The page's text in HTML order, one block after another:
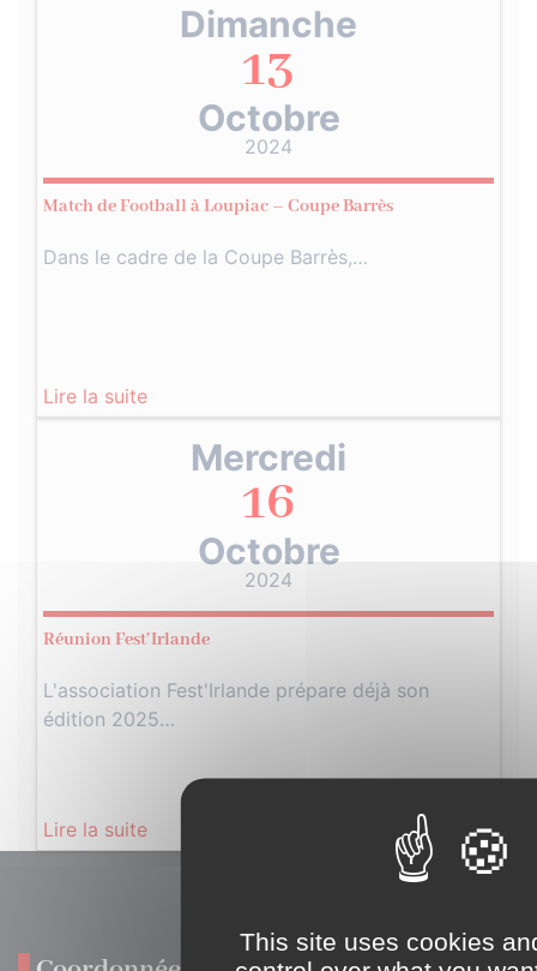
Dimanche
13
Octobre
2024
Match de Football à Loupiac – Coupe Barrès
Dans le cadre de la Coupe Barrès,…
Lire la suite
Mercredi
16
Octobre
2024
Réunion Fest’Irlande
L'association Fest'Irlande prépare déjà son
édition 2025…
Lire la suite
This site uses cookies